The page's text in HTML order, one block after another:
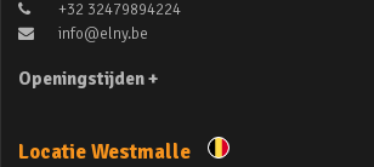
+32 32479894224
info@elny.be
Openingstijden +
Locatie Westmalle